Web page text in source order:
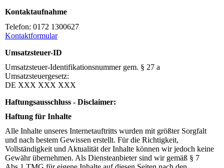
Kontaktaufnahme
Telefon: 0172 1300627
Kontaktformular
Umsatzsteuer-ID
Umsatzsteuer-Identifikationsnummer gem. § 27 a
Umsatzsteuergesetz:
DE XXX XXX XXX
Haftungsausschluss - Disclaimer:
Haftung für Inhalte
Alle Inhalte unseres Internetauftritts wurden mit größter Sorgfalt
und nach bestem Gewissen erstellt. Für die Richtigkeit,
Vollständigkeit und Aktualität der Inhalte können wir jedoch keine
Gewähr übernehmen. Als Diensteanbieter sind wir gemäß § 7